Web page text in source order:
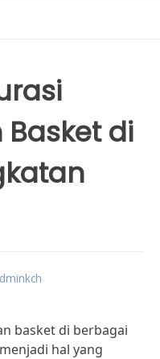
di
basket di berbagai
hal yang